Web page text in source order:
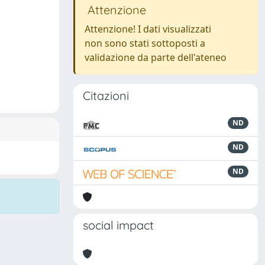
Attenzione
Attenzione! I dati visualizzati
non sono stati sottoposti a
validazione da parte dell'ateneo
Citazioni
ND
ND
ND
social impact